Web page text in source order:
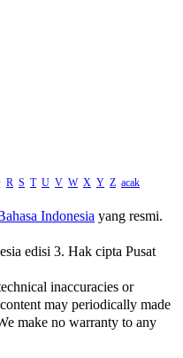
R S T U V W X Y Z acak
Indonesia yang resmi.
edisi 3. Hak cipta Pusat
inaccuracies or
may periodically made
make no warranty to any